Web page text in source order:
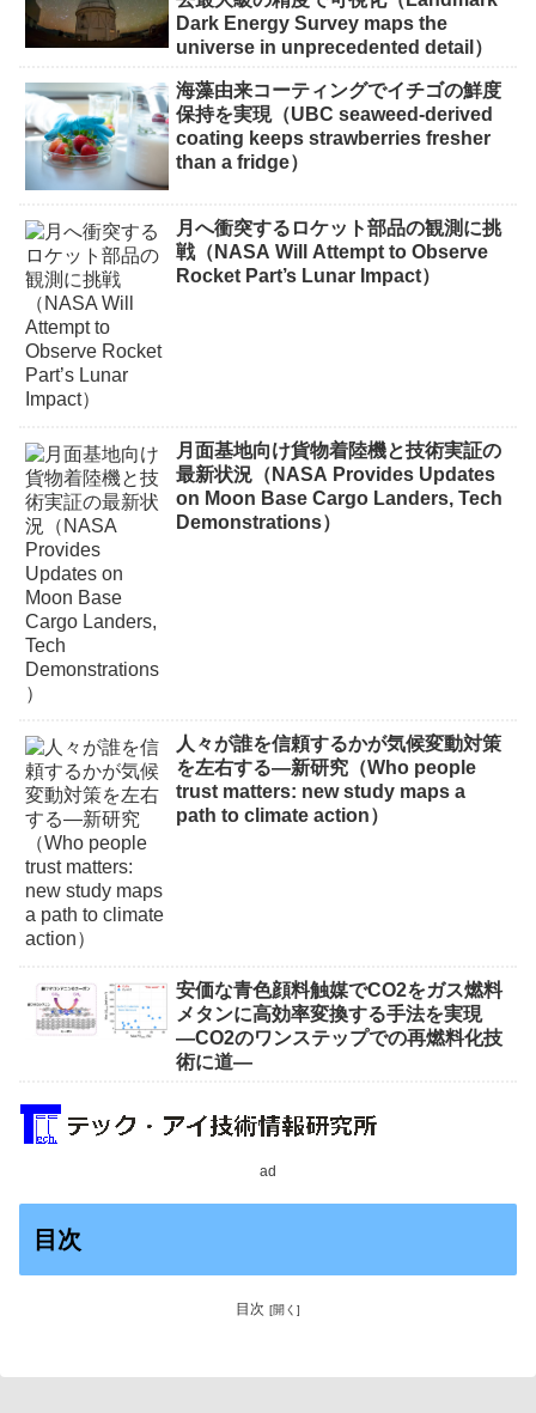
Dark Energy Survey maps the
universe in unprecedented detail）
海藻由来コーティングでイチゴの鮮度
保持を実現（UBC seaweed-derived
coating keeps strawberries fresher
than a fridge）
月へ衝突するロケット部品の観測に挑
戦（NASA Will Attempt to Observe
Rocket Part’s Lunar Impact）
月面基地向け貨物着陸機と技術実証の
最新状況（NASA Provides Updates
on Moon Base Cargo Landers, Tech
Demonstrations）
人々が誰を信頼するかが気候変動対策
を左右する―新研究（Who people
trust matters: new study maps a
path to climate action）
安価な青色顔料触媒でCO2をガス燃料
メタンに高効率変換する手法を実現
―CO2のワンステップでの再燃料化技
術に道―
ad
目次
目次